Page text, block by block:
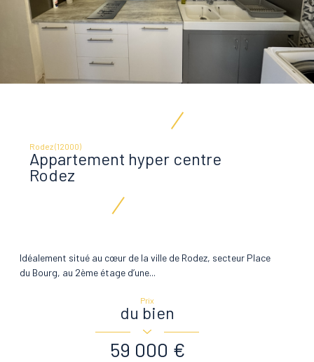
Rodez (12000)
Appartement hyper centre
Rodez
Idéalement situé au cœur de la ville de Rodez, secteur Place
du Bourg, au 2ème étage d’une...
Prix
du bien
59 000 €